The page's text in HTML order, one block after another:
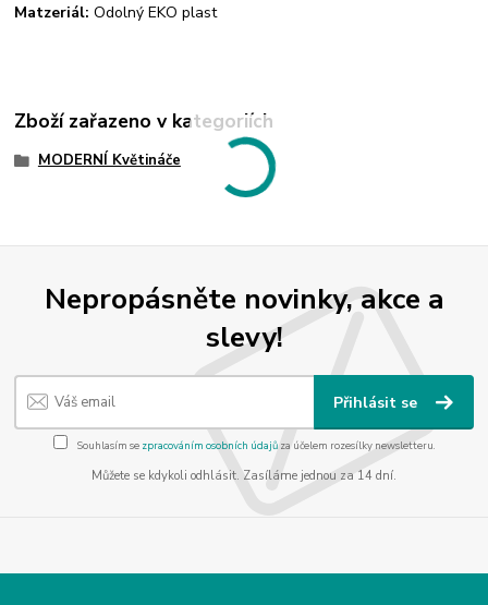
Matzeriál:Odolný EKO plast
Zboží zařazeno v kategoriích
MODERNÍ Květináče
Nepropásněte novinky, akce a
slevy!
Přihlásit se
Souhlasím se zpracováním osobních údajůza účelem rozesílky newsletteru.
Můžete se kdykoli odhlásit. Zasíláme jednou za 14 dní.